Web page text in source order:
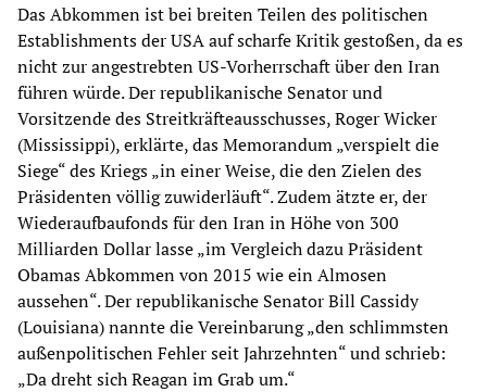
Das Abkommen ist bei breiten Teilen des politischen
Establishments der USA auf scharfe Kritik gestoßen, da es
nicht zur angestrebten US-Vorherrschaft über den Iran
führen würde. Der republikanische Senator und
Vorsitzende des Streitkräfteausschusses, Roger Wicker
(Mississippi), erklärte, das Memorandum „verspielt die
Siege“ des Kriegs „in einer Weise, die den Zielen des
Präsidenten völlig zuwiderläuft“. Zudem ätzte er, der
Wiederaufbaufonds für den Iran in Höhe von 300
Milliarden Dollar lasse „im Vergleich dazu Präsident
Obamas Abkommen von 2015 wie ein Almosen
aussehen“. Der republikanische Senator Bill Cassidy
(Louisiana) nannte die Vereinbarung „den schlimmsten
außenpolitischen Fehler seit Jahrzehnten“ und schrieb:
„Da dreht sich Reagan im Grab um.“